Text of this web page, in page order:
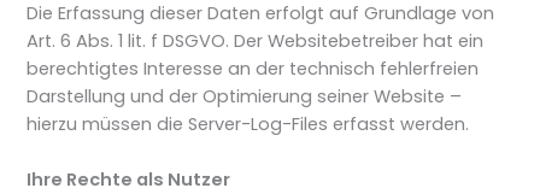
Die Erfassung dieser Daten erfolgt auf Grundlage von
Art. 6 Abs. 1 lit. f DSGVO. Der Websitebetreiber hat ein
berechtigtes Interesse an der technisch fehlerfreien
Darstellung und der Optimierung seiner Website –
hierzu müssen die Server-Log-Files erfasst werden.
Ihre Rechte als Nutzer